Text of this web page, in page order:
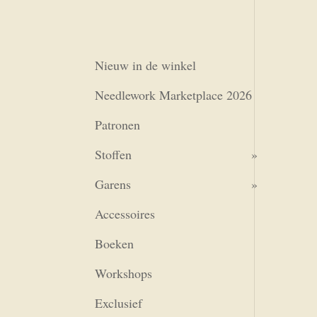
Nieuw in de winkel
Needlework Marketplace 2026
Patronen
Stoffen
Garens
Accessoires
Boeken
Workshops
Exclusief